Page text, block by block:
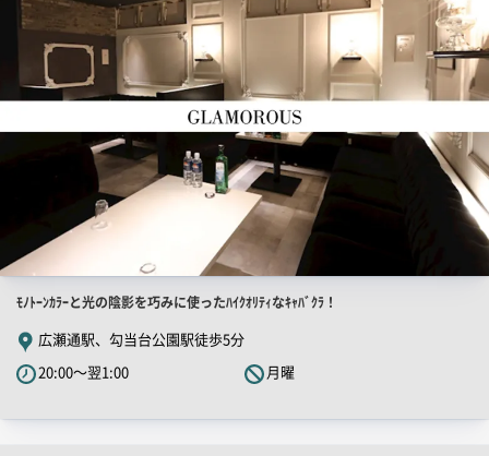
店
舗
PR
キ
ﾓﾉﾄｰﾝｶﾗｰと光の陰影を巧みに使ったﾊｲｸｵﾘﾃｨなｷｬﾊﾞｸﾗ！
広瀬通駅、勾当台公園駅徒歩5分
20:00～翌1:00
月曜